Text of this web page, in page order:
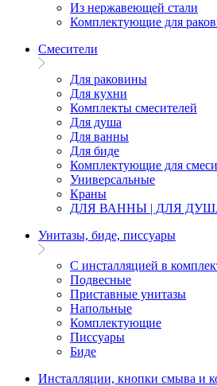
Из нержавеющей стали
Комплектующие для
Смесители
Для раковины
Для кухни
Комплекты смесителей
Для душа
Для ванны
Для биде
Комплектующие для
Универсальные
Краны
ДЛЯ ВАННЫ | ДЛЯ
Унитазы, биде, писсуары
С инсталляцией в
Подвесные
Приставные унитазы
Напольные
Комплектующие
Писсуары
Биде
Инсталляции, кнопки смыва и